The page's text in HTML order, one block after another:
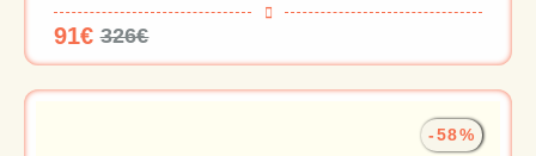
91€ 326€
-58%